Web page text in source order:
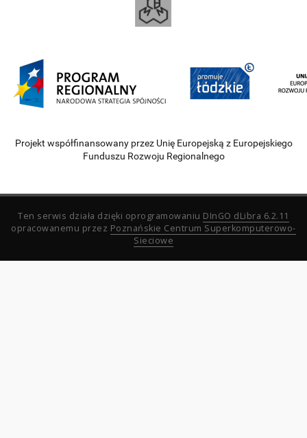
Projekt współfinansowany przez Unię Europejską z Europejskiego
Funduszu Rozwoju Regionalnego
Ten serwis działa dzięki oprogramowaniu DInGO dLibra 6.2.11
opracowanemu przez Poznańskie Centrum Superkomputerowo-
Sieciowe